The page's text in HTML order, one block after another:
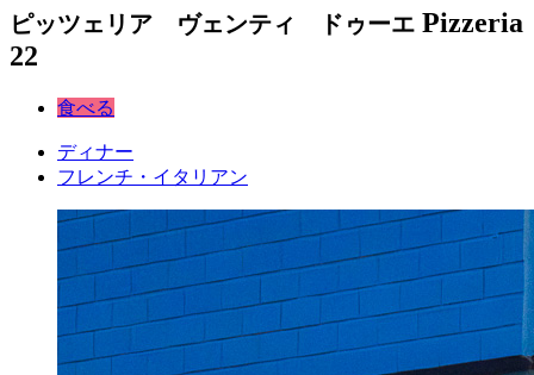
ピッツェリア ヴェンティ ドゥーエ Pizzeria
22
食べる
ディナー
フレンチ・イタリアン